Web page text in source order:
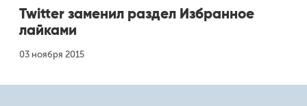
Twitter заменил раздел Избранное
лайками
03 ноября 2015